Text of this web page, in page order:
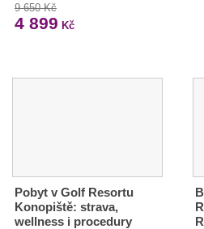
9 650 Kč
4 899 Kč
Pobyt v Golf Resortu
Konopiště: strava,
wellness i procedury